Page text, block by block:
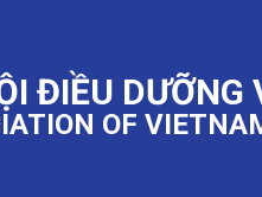
ĐIỀU DƯỠNG
OF